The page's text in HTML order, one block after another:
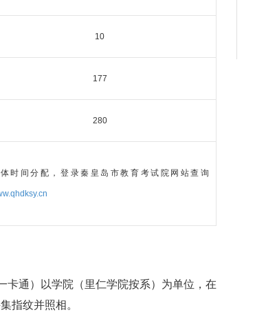
10
177
280
时间分配，登录秦皇岛市教育考试院网站查询
通）以学院（里仁学院按系）为单位，在
指纹并照相。